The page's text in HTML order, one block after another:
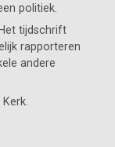
politiek.
tijdschrift
rapporteren
andere
.